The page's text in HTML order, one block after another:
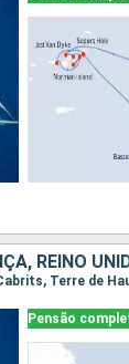
REINO
Pensão